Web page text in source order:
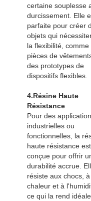
certaine souplesse
durcissement. Elle
parfaite pour créer
objets qui
la flexibilité, comme
pièces de
des prototypes de
dispositifs flexibles.
4.Résine Haute
Résistance
Pour des
industrielles ou
fonctionnelles, la
haute résistance est
conçue pour offrir
durabilité accrue.
résiste aux chocs, à
chaleur et à
ce qui la rend